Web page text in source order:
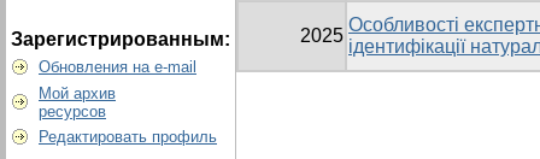
Зарегистрированным:
Обновления на e-mail
Мой архив
ресурсов
Редактировать профиль
2025
Особливості
ідентифікації